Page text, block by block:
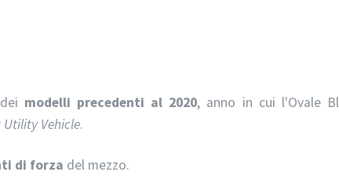
modelli precedenti al 2020, anno in cui l'Ovale
Utility Vehicle.
di forza del mezzo.